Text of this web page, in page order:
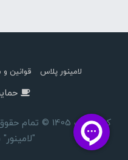
لامینور پلاس قوانین
کپی رایت 1405